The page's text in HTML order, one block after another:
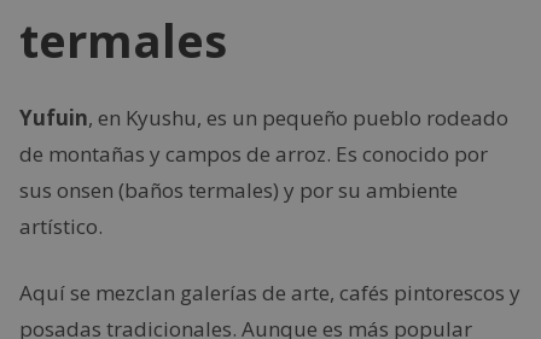
termales
Yufuin, en Kyushu, es un pequeño pueblo rodeado
de montañas y campos de arroz. Es conocido por
sus onsen (baños termales) y por su ambiente
artístico.
Aquí se mezclan galerías de arte, cafés pintorescos y
posadas tradicionales. Aunque es más popular